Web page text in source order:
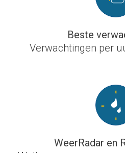
Beste
Verwachtingen per
WeerRadar en